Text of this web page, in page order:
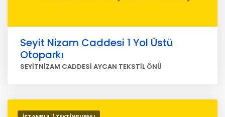
Seyit Nizam Caddesi 1 Yol Üstü
Otoparkı
SEYİTNİZAM CADDESİ AYCAN TEKSTİL ÖNÜ